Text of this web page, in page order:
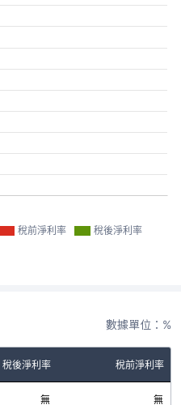
稅前淨利率 稅後淨利率
數據單位：%
稅後淨利率 稅前淨利率
無 無